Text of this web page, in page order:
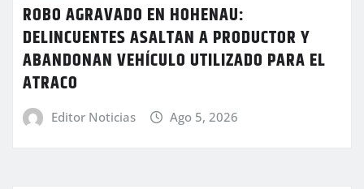
ROBO AGRAVADO EN HOHENAU:
DELINCUENTES ASALTAN A PRODUCTOR Y
ABANDONAN VEHÍCULO UTILIZADO PARA EL
ATRACO
Editor Noticias Ago 5, 2026